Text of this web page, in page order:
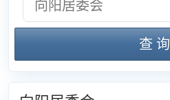
查 询